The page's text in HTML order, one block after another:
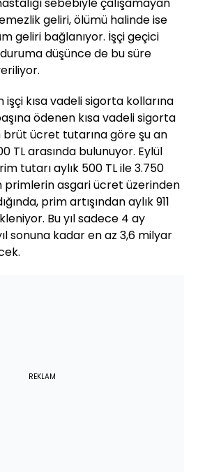
sebebiyle çalışamayan
geliri, ölümü halinde ise
geliri bağlanıyor. İşçi geçici
düşünce de bu süre
işçi kısa vadeli sigorta kollarına
ödenen kısa vadeli sigorta
brüt ücret tutarına göre şu an
TL arasında bulunuyor. Eylül
tutarı aylık 500 TL ile 3.750
primlerin asgari ücret üzerinden
prim artışından aylık 911
Bu yıl sadece 4 ay
sonuna kadar en az 3,6 milyar
REKLAM